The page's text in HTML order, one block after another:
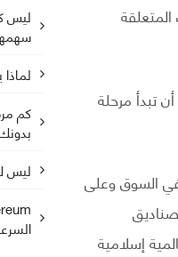
عام 2012م وقد قررت الشركة أن تبدأ مرحلة
السوق وعلى
إسلامية
كم
ليس